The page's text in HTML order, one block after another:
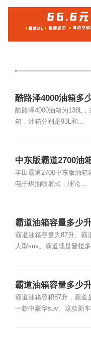
酷路泽4000油箱多
酷路泽4000油箱为138L
箱，油箱分别是93L和...
中东版霸道2700油
丰田霸道2700中东版油箱
电子燃油喷射式，理论...
霸道油箱容量多少
霸道油箱容量为87升。霸
大型suv。霸道就是普拉
霸道油箱容量多少
霸道油箱容积87升，霸道
一款中豪华suv。这款新